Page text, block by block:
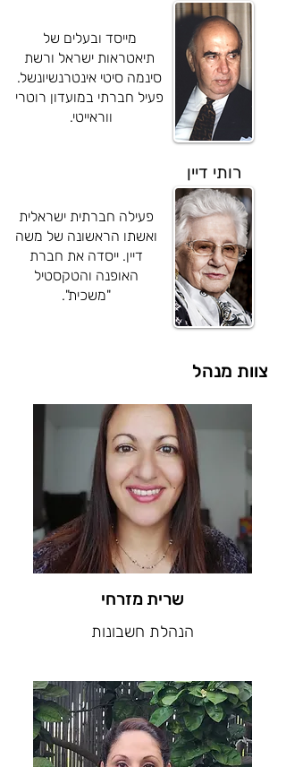
קני גרידינגר
רותי דיין
פעילה חברתית ישראלית
ואשתו הראשונה של משה
דיין. ייסדה את חברת
האופנה והטקסטיל
"משכית".
צוות מנהל
מייסד ובעלים של
תיאטראות ישראל ורשת
סינמה סיטי אינטרנשיונשל.
פעיל חברתי במועדון רוטרי
ווראייטי.
שרית מזרחי
הנהלת חשבונות